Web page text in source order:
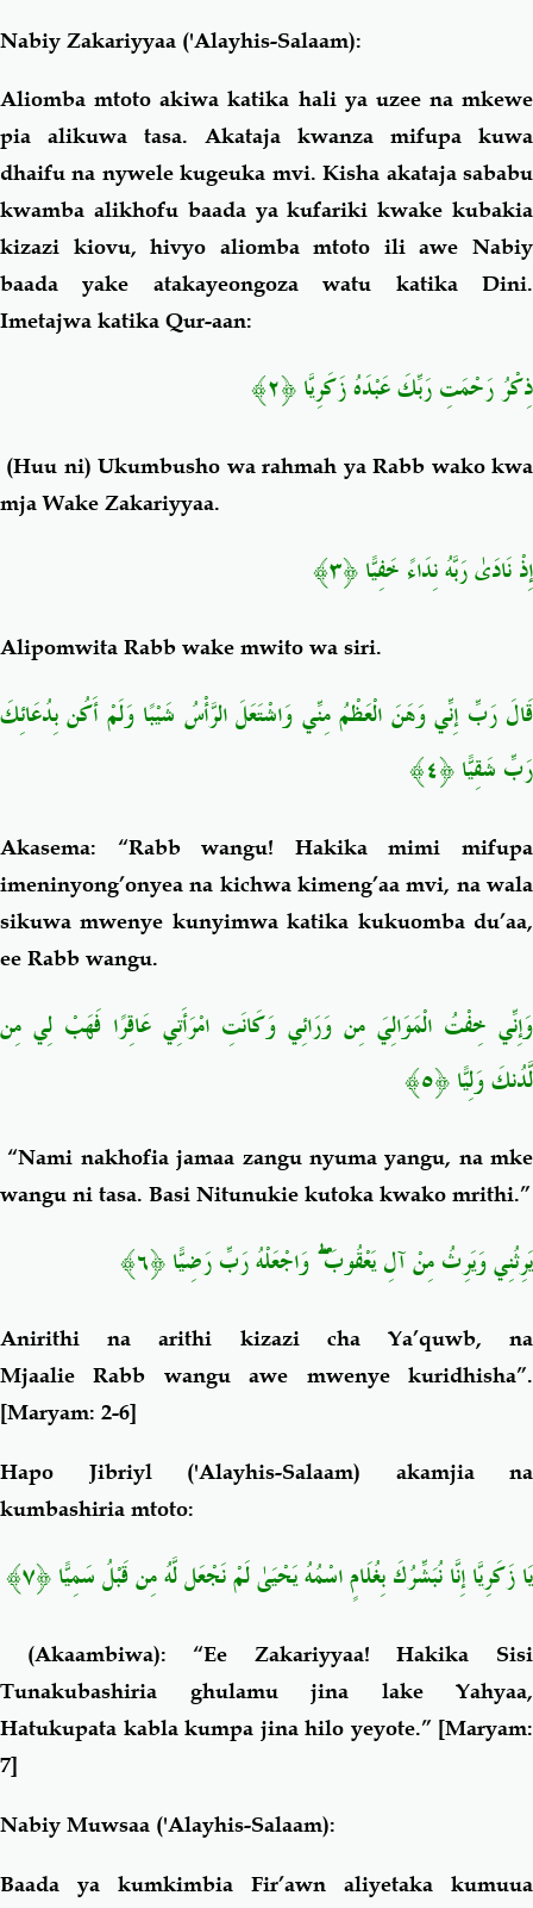
Nabiy Zakariyyaa ('Alayhis-Salaam):
Aliomba mtoto akiwa katika hali ya uzee na mkewe
pia alikuwa tasa. Akataja kwanza mifupa kuwa
dhaifu na nywele kugeuka mvi. Kisha akataja sababu
kwamba alikhofu baada ya kufariki kwake kubakia
kizazi kiovu, hivyo aliomba mtoto ili awe Nabiy
baada yake atakayeongoza watu katika Dini.
Imetajwa katika Qur-aan:
ذِكْرُ رَحْمَتِ رَبِّكَ عَبْدَهُ زَكَرِيَّا ﴿٢﴾
(Huu ni) Ukumbusho wa rahmah ya Rabb wako kwa
mja Wake Zakariyyaa.
إِذْ نَادَىٰ رَبَّهُ نِدَاءً خَفِيًّا ﴿٣﴾
Alipomwita Rabb wake mwito wa siri.
قَالَ رَبِّ إِنِّي وَهَنَ الْعَظْمُ مِنِّي وَاشْتَعَلَ الرَّأْسُ شَيْبًا وَلَمْ أَكُن بِدُعَائِكَ
رَبِّ شَقِيًّا ﴿٤﴾
Akasema: “Rabb wangu! Hakika mimi mifupa
imeninyong’onyea na kichwa kimeng’aa mvi, na wala
sikuwa mwenye kunyimwa katika kukuomba du’aa,
ee Rabb wangu.
وَإِنِّي خِفْتُ الْمَوَالِيَ مِن وَرَائِي وَكَانَتِ امْرَأَتِي عَاقِرًا فَهَبْ لِي مِن
لَّدُنكَ وَلِيًّا ﴿٥﴾
“Nami nakhofia jamaa zangu nyuma yangu, na mke
wangu ni tasa. Basi Nitunukie kutoka kwako mrithi.”
يَرِثُنِي وَيَرِثُ مِنْ آلِ يَعْقُوبَوَاجْعَلْهُ رَبِّ رَضِيًّا ﴿٦﴾
Anirithi na arithi kizazi cha Ya’quwb, na
Mjaalie Rabb wangu awe mwenye kuridhisha”.
[Maryam: 2-6]
Hapo Jibriyl ('Alayhis-Salaam) akamjia na
kumbashiria mtoto:
يَا زَكَرِيَّا إِنَّا نُبَشِّرُكَ بِغُلَامٍ اسْمُهُ يَحْيَىٰ لَمْ نَجْعَل لَّهُ مِن قَبْلُ سَمِيًّا ﴿٧﴾
(Akaambiwa): “Ee Zakariyyaa! Hakika Sisi
Tunakubashiria ghulamu jina lake Yahyaa,
Hatukupata kabla kumpa jina hilo yeyote.” [Maryam:
7]
Nabiy Muwsaa ('Alayhis-Salaam):
Baada ya kumkimbia Fir’awn aliyetaka kumuua